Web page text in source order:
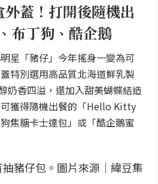
蓋！打開後隨機出
丁狗、酷企鵝
星「豬仔」今年搖身一變為可
特別選用高品質北海道鮮乳製
奶香四溢，還加入甜美蝴蝶結造
獲得隨機出餐的「Hello Kitty
焦糖卡士達包」或「酷企鵝蜜